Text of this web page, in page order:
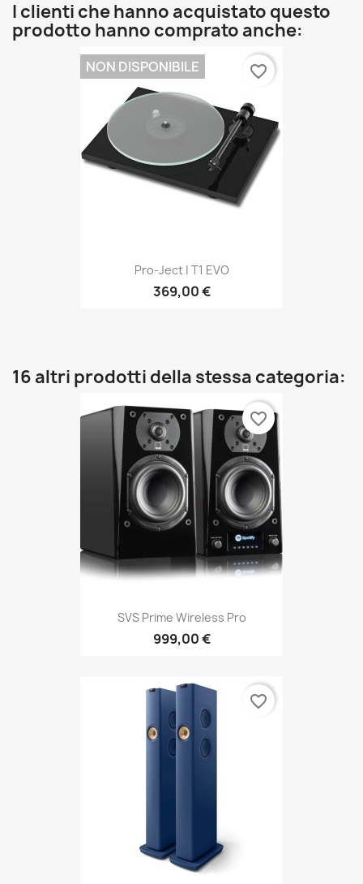
I clienti che hanno acquistato questo
prodotto hanno comprato anche:
Pro-Ject | T1 EVO
369,00 €
NON DISPONIBILE favorite_border
16 altri prodotti della stessa categoria:
SVS Prime Wireless Pro
999,00 €
favorite_border
favorite_border